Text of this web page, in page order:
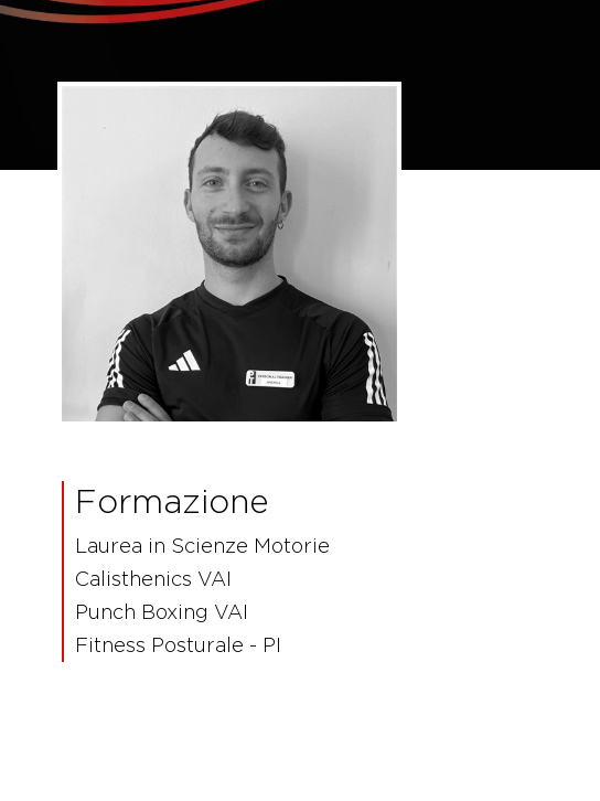
Formazione
Laurea in Scienze Motorie
Calisthenics VAI
Punch Boxing VAI
Fitness Posturale - PI